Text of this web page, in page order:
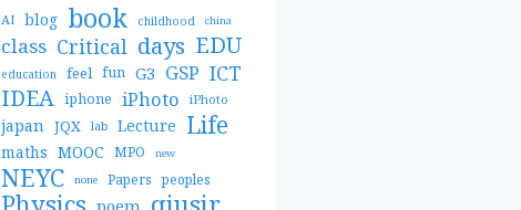
AI blog book childhood china
class Critical days EDU
education feel fun G3 GSP ICT
IDEA iphone iPhoto iPhoto
japan JQX lab Lecture Life
maths MOOC MPO new
NEYC none Papers peoples
poem